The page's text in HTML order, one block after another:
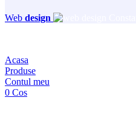
Web design
Acasa
Produse
Contul meu
0 Cos